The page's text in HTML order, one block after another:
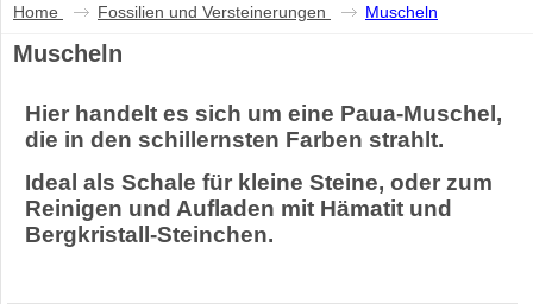
Home Fossilien und Versteinerungen Muscheln
Muscheln
Hier handelt es sich um eine Paua-Muschel,
die in den schillernsten Farben strahlt.
Ideal als Schale für kleine Steine, oder zum
Reinigen und Aufladen mit Hämatit und
Bergkristall-Steinchen.